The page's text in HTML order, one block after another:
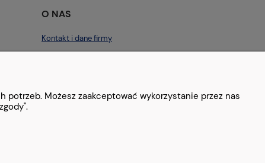
O NAS
Kontakt i dane firmy
Możesz zaakceptować wykorzystanie przez nas